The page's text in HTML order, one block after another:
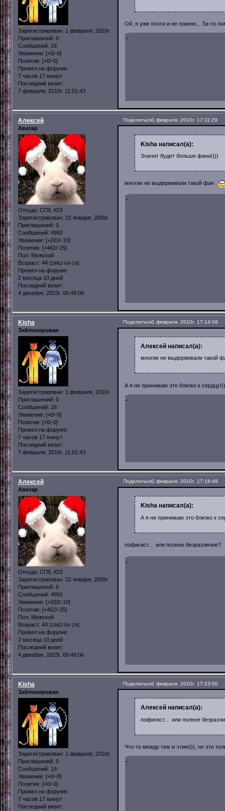
Зарегистрирован: 1 февраля, 2010г.
Приглашений: 0
Сообщений: 16
Уважение: [+0/-0]
Позитив: [+0/-0]
Провел на форуме:
7 часов 17 минут
Последний визит:
7 февраля, 2010г. 11:51:43
Ой, я уже почти и не помню... За-то
0
Поделиться1 февраля, 2010г. 17:11:29
Алексей
Аватар
Откуда: СПб, ЮЗ
Зарегистрирован: 22 января, 2009г.
Приглашений: 0
Сообщений: 4992
Уважение: [+202/-10]
Позитив: [+462/-25]
Пол: Мужской
Возраст: 44 [1982-04-24]
Провел на форуме:
2 месяца 10 дней
Последний визит:
4 декабря, 2023г. 00:49:06
Kisha написал(а):
Значит будет больше фана!)))
многие не выдерживали такой фан
0
Поделиться1 февраля, 2010г. 17:14:08
Kisha
Заблокирован
Зарегистрирован: 1 февраля, 2010г.
Приглашений: 0
Сообщений: 16
Уважение: [+0/-0]
Позитив: [+0/-0]
Провел на форуме:
7 часов 17 минут
Последний визит:
7 февраля, 2010г. 11:51:43
Алексей написал(а):
многие не выдерживали такой
А я не принимаю это близко к
0
Поделиться1 февраля, 2010г. 17:18:49
Алексей
Аватар
Откуда: СПб, ЮЗ
Зарегистрирован: 22 января, 2009г.
Приглашений: 0
Сообщений: 4992
Уважение: [+202/-10]
Позитив: [+462/-25]
Пол: Мужской
Возраст: 44 [1982-04-24]
Провел на форуме:
2 месяца 10 дней
Последний визит:
4 декабря, 2023г. 00:49:06
Kisha написал(а):
А я не принимаю это близко к
пофигист... или полное
0
Поделиться1 февраля, 2010г. 17:23:00
Kisha
Заблокирован
Зарегистрирован: 1 февраля, 2010г.
Приглашений: 0
Сообщений: 16
Уважение: [+0/-0]
Позитив: [+0/-0]
Провел на форуме:
7 часов 17 минут
Последний визит:
Алексей написал(а):
пофигист... или полное
Что-то между тем и этим))), но это
0